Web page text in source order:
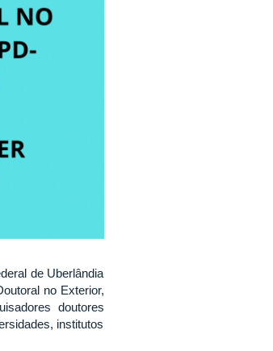
de Uberlândia
no Exterior,
doutores
institutos